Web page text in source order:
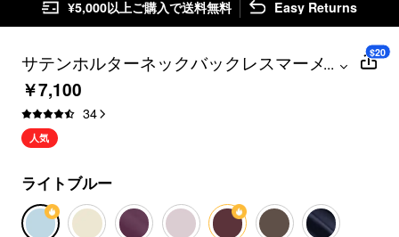
¥5,000以上ご購入で送料無料 Easy Returns
サテンホルターネックバックレスマーメイ
ドマキシマーメイドドレス
...
￥7,100
34
$20
人気
ライトブルー